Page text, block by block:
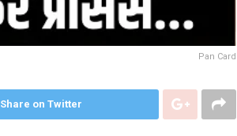
Pan Card
Share on Twitter